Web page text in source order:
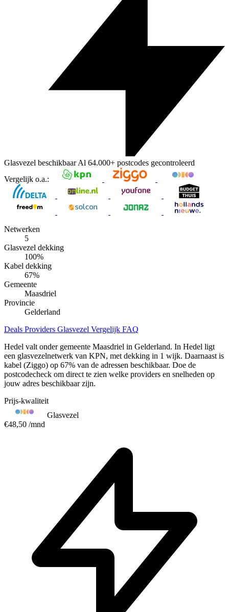
Glasvezel beschikbaarAl 64.000+ postcodes gecontroleerd
Vergelijk o.a.:
Netwerken
5
Glasvezel dekking
100%
Kabel dekking
67%
Gemeente
Maasdriel
Provincie
Gelderland
Deals Providers Glasvezel Vergelijk FAQ
Hedel valt onder gemeente Maasdriel in Gelderland. In Hedel ligt
een glasvezelnetwerk van KPN, met dekking in 1 wijk. Daarnaast is
kabel (Ziggo) op 67% van de adressen beschikbaar. Doe de
postcodecheck om direct te zien welke providers en snelheden op
jouw adres beschikbaar zijn.
Prijs-kwaliteit
Glasvezel
€48,50 /mnd